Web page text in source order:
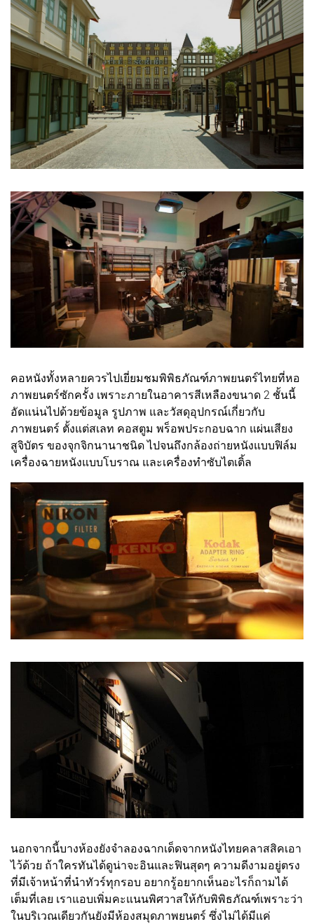
คอหนังทั้งหลายควรไปเยี่ยมชมพิพิธภัณฑ์ภาพยนตร์ไทยที่หอ
ภาพยนตร์ซักครั้ง เพราะภายในอาคารสีเหลืองขนาด 2 ชั้นนี้
อัดแน่นไปด้วยข้อมูล รูปภาพ และวัสดุอุปกรณ์เกี่ยวกับ
ภาพยนตร์ ตั้งแต่สเลท คอสตูม พร็อพประกอบฉาก แผ่นเสียง
สูจิบัตร ของจุกจิกนานาชนิด ไปจนถึงกล้องถ่ายหนังแบบฟิล์ม
เครื่องฉายหนังแบบโบราณ และเครื่องทำซับไตเติ้ล
นอกจากนี้บางห้องยังจำลองฉากเด็ดจากหนังไทยคลาสสิคเอา
ไว้ด้วย ถ้าใครทันได้ดูน่าจะอินและฟินสุดๆ ความดีงามอยู่ตรง
ที่มีเจ้าหน้าที่นำทัวร์ทุกรอบ อยากรู้อยากเห็นอะไรก็ถามได้
เต็มที่เลย เราแอบเพิ่มคะแนนพิศวาสให้กับพิพิธภัณฑ์เพราะว่า
ในบริเวณเดียวกันยังมีห้องสมุดภาพยนตร์ ซึ่งไม่ได้มีแค่